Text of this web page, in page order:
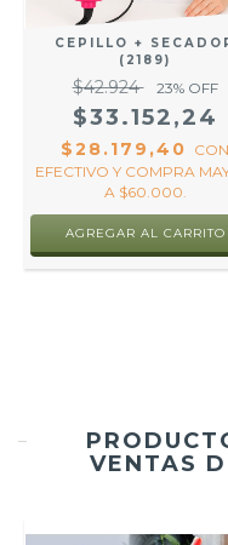
CEPILLO +
(2189)
$42.924 23% OFF
$33.152,24
$28.179,40 CON
EFECTIVO Y COMPRA
A $60.000.
VENTAS